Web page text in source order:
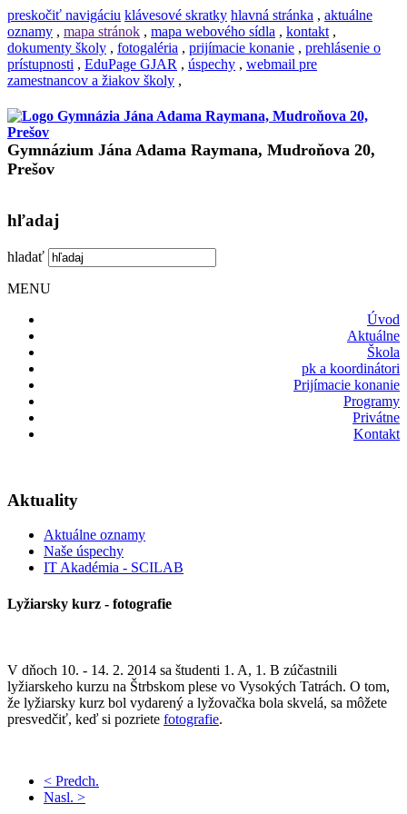
preskočiť navigáciu klávesové skratky hlavná stránka , aktuálne
oznamy , mapa stránok , mapa webového sídla , kontakt ,
dokumenty školy , fotogaléria , prijímacie konanie , prehlásenie o
prístupnosti , EduPage GJAR , úspechy , webmail pre
zamestnancov a žiakov školy ,
Gymnázium Jána Adama Raymana, Mudroňova 20,
Prešov
hľadaj
hladať
MENU
Úvod
Aktuálne
Škola
pk a koordinátori
Prijímacie konanie
Programy
Privátne
Kontakt
Aktuality
Aktuálne oznamy
Naše úspechy
IT Akadémia - SCILAB
Lyžiarsky kurz - fotografie
V dňoch 10. - 14. 2. 2014 sa študenti 1. A, 1. B zúčastnili
lyžiarskeho kurzu na Štrbskom plese vo Vysokých Tatrách. O tom,
že lyžiarsky kurz bol vydarený a lyžovačka bola skvelá, sa môžete
presvedčiť, keď si pozriete fotografie.
< Predch.
Nasl. >